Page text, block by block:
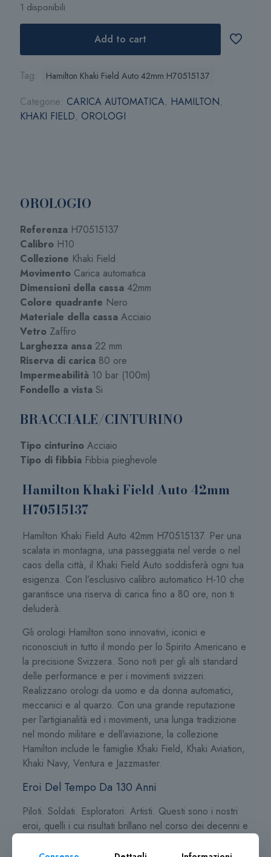
1 disponibili
Add to cart
Tag: Hamilton Khaki Field Auto 42mm H70515137
Categorie: CARICA AUTOMATICA, HAMILTON,
KHAKI FIELD, OROLOGI
OROLOGIO
Referenza H70515137
Calibro H10
Collezione Khaki Field
Movimento Carica automatica
Dimensioni della cassa 42mm
Colore quadrante Nero
Materiale della cassa Acciaio
Vetro Zaffiro
Larghezza ansa 22 mm
Riserva di carica 80 ore
Impermeabilità 10 bar (100m)
Fondello a vista Si
BRACCIALE/CINTURINO
Tipo cinturino Acciaio
Tipo di fibbia Fibbia pieghevole
Hamilton Khaki Field Auto 42mm
H70515137
Hamilton Khaki Field Auto 42mm H70515137. Per una
scalata in montagna, una passeggiata nel verde o nel
caos della città, il Khaki Field Auto soddisferà ogni tua
esigenza. Con l’esclusivo calibro automatico H-10 che
garantisce una riserva di carica fino a 80 ore, non ti
deluderà.
Gli orologi Hamilton sono innovativi, iconici e
riconosciuti in tutto il mondo per lo Spirito Americano e
la precisione Svizzera. Sono noti per gli alti standard
delle performance e per i movimenti svizzeri.
Realizzano orologi da uomo e da donna automatici,
meccanici e al quarzo. Con una grande reputazione
per l’artigianalità ed i movimenti, una lunga tradizione
nel mondo militare e dell’aviazione, la collezione
Hamilton include le famiglie Khaki Field, Khaki Aviation,
Khaki Navy, Ventura e Jazzmaster.
Eroi Del Tempo Da 130 Anni
Piloti. Soldati. Esploratori. Artisti. Questi sono i nostri
eroi, quelli i cui risultati brillano nel corso dei decenni e